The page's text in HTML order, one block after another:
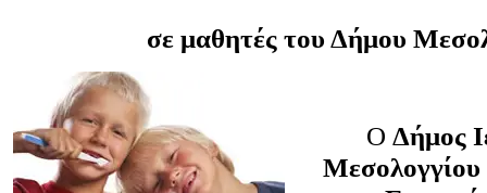
σε μαθητές του Δήμου
Ο Δήμος
Μεσολογγίου